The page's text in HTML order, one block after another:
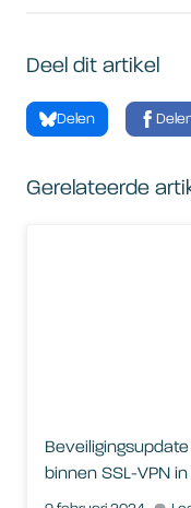
Deel dit artikel
Delen
Gerelateerde
binnen SSL-VPN